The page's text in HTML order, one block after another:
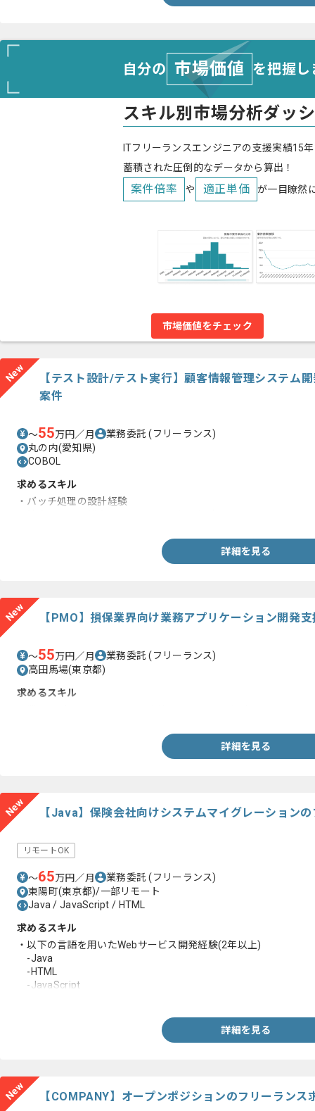
自分の 市場価値 を把握
スキル別市場分析ダッ
ITフリーランスエンジニアの支援実績15
蓄積された圧倒的なデータから算出！
案件倍率 や 適正単価 が一目瞭然
市場価値をチェック
New
【テスト設計/テスト実行】顧客情報管理システム
案件
〜55万円／月 業務委託(フリーランス)
丸の内(愛知県)
COBOL
求めるスキル
・バッチ処理の設計経験
詳細を見る
New 【PMO】損保業界向け業務アプリケーション開発
〜55万円／月 業務委託(フリーランス)
高田馬場(東京都)
求めるスキル
詳細を見る
New 【Java】保険会社向けシステムマイグレーション
リモートOK
〜65万円／月 業務委託(フリーランス)
東陽町(東京都)/一部リモート
Java / JavaScript / HTML
求めるスキル
・以下の言語を用いたWebサービス開発経験(2年以上)
-Java
-HTML
-JavaScript
詳細を見る
New 【COMPANY】オープンポジションのフリーランス